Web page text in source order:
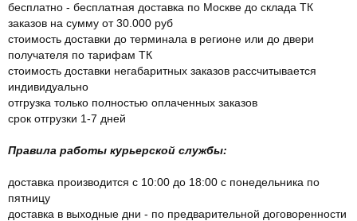
бесплатно - бесплатная доставка по Москве до склада ТК
заказов на сумму от 30.000 руб
стоимость доставки до терминала в регионе или до двери
получателя по тарифам ТК
стоимость доставки негабаритных заказов рассчитывается
индивидуально
отгрузка только полностью оплаченных заказов
срок отгрузки 1-7 дней
Правила работы курьерской службы:
доставка производится с 10:00 до 18:00 с понедельника по
пятницу
доставка в выходные дни - по предварительной договоренности